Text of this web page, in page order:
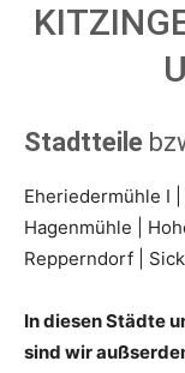
Stadtteile
Eheriedermühle I |
Hagenmühle |
Repperndorf |
In diesen Städte
sind wir